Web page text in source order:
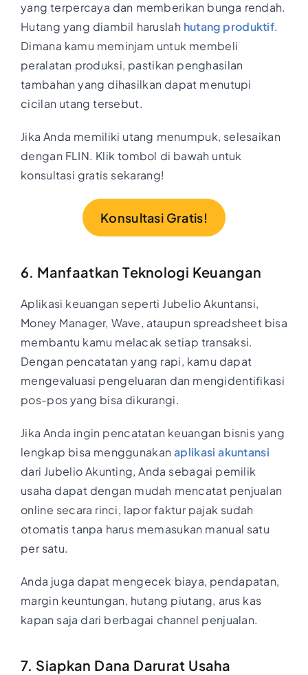
yang terpercaya dan memberikan bunga rendah.
Hutang yang diambil haruslah hutang produktif.
Dimana kamu meminjam untuk membeli
peralatan produksi, pastikan penghasilan
tambahan yang dihasilkan dapat menutupi
cicilan utang tersebut.
Jika Anda memiliki utang menumpuk, selesaikan
dengan FLIN. Klik tombol di bawah untuk
konsultasi gratis sekarang!
Konsultasi Gratis!
6. Manfaatkan Teknologi Keuangan
Aplikasi keuangan seperti Jubelio Akuntansi,
Money Manager, Wave, ataupun spreadsheet bisa
membantu kamu melacak setiap transaksi.
Dengan pencatatan yang rapi, kamu dapat
mengevaluasi pengeluaran dan mengidentifikasi
pos-pos yang bisa dikurangi.
Jika Anda ingin pencatatan keuangan bisnis yang
lengkap bisa menggunakanaplikasi akuntansi
dari Jubelio Akunting, Anda sebagai pemilik
usaha dapat dengan mudah mencatat penjualan
online secara rinci, lapor faktur pajak sudah
otomatis tanpa harus memasukan manual satu
per satu.
Anda juga dapat mengecek biaya, pendapatan,
margin keuntungan, hutang piutang, arus kas
kapan saja dari berbagai channel penjualan.
7. Siapkan Dana Darurat Usaha